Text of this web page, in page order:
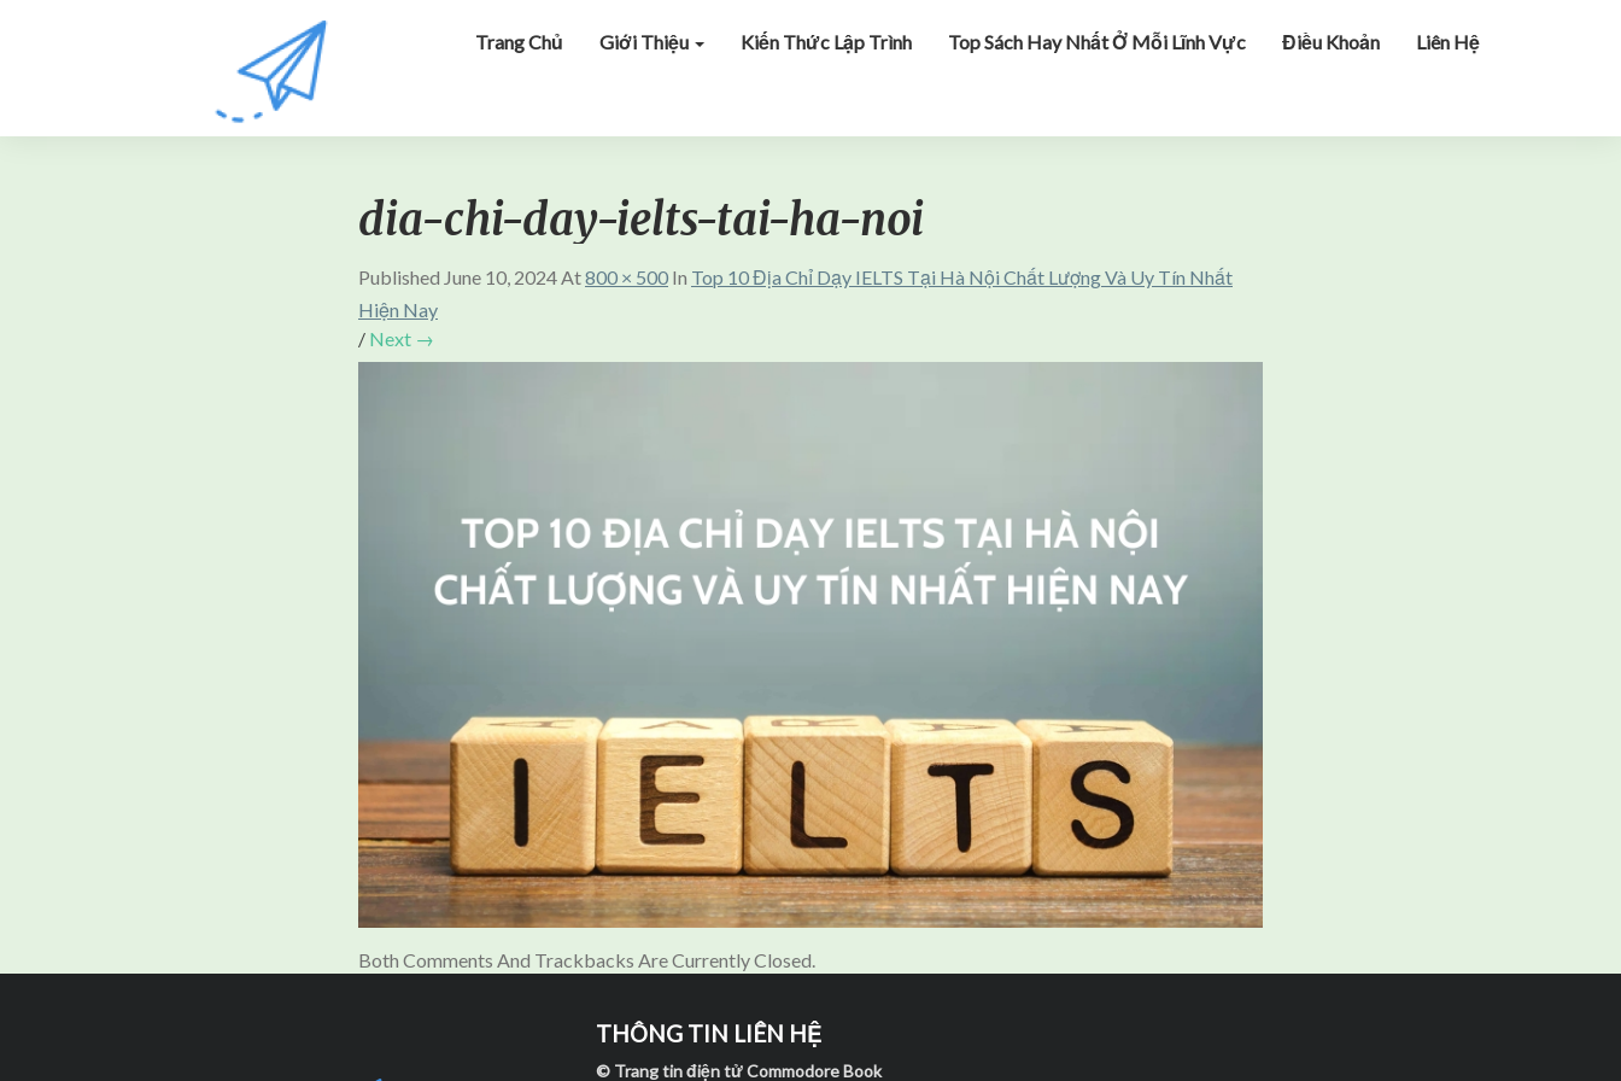
Trang Chủ Giới Thiệu Kiến Thức Lập Trình Top Sách Hay Nhất Ở Mỗi Lĩnh Vực Điều Khoản Liên Hệ
dia-chi-day-ielts-tai-ha-noi
Published June 10, 2024At800 × 500 In Top 10 Địa Chỉ Dạy IELTS Tại Hà Nội Chất Lượng Và Uy Tín Nhất
Hiện Nay
/ Next →
Both Comments And Trackbacks Are Currently Closed.
THÔNG TIN LIÊN HỆ
© Trang tin điện tử Commodore Book